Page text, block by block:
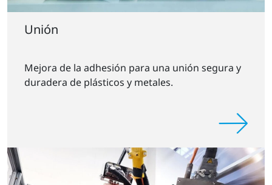
Unión
Mejora de la adhesión para una unión segura y
duradera de plásticos y metales.